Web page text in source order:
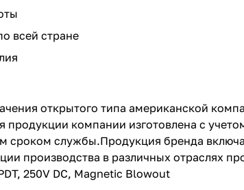
всей стране
открытого типа американской
компании изготовлена с
сроком службы.Продукция бренда
производства в различных отраслях
250V DC, Magnetic Blowout